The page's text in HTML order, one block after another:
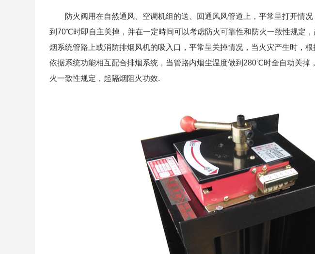
防火阀用在自然通风、空调机组的送、回通风风管道上，平常呈打开情况
到70℃时即自主关掉，并在一定時间可以考虑防火可靠性和防火一致性规定
烟系统管路上或消防排烟风机的吸入口，平常呈关掉情况，当火灾产生时，
依据系统功能相互配合排烟系统，当管路内烟尘温度做到280℃时全自动关掉
火一致性规定，起隔烟阻火功效.